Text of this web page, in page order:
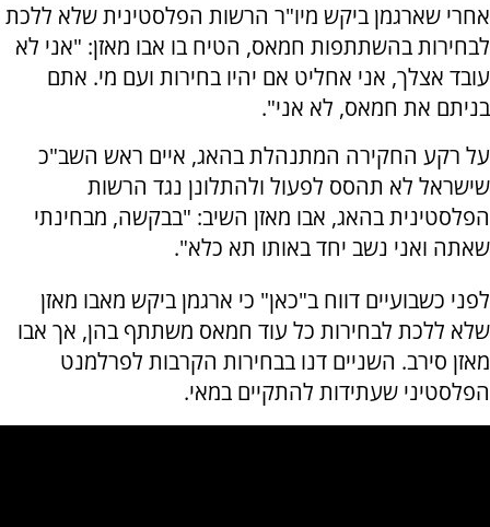
אחרי שארגמן ביקש מיו"ר הרשות הפלסטינית שלא ללכת
לבחירות בהשתתפות חמאס, הטיח בו אבו מאזן: "אני לא
עובד אצלך, אני אחליט אם יהיו בחירות ועם מי. אתם
בניתם את חמאס, לא אני".
על רקע החקירה המתנהלת בהאג, איים ראש השב"כ
שישראל לא תהסס לפעול ולהתלונן נגד הרשות
הפלסטינית בהאג, אבו מאזן השיב: "בבקשה, מבחינתי
שאתה ואני נשב יחד באותו תא כלא".
לפני כשבועיים דווח ב"כאן" כי ארגמן ביקש מאבו מאזן
שלא ללכת לבחירות כל עוד חמאס משתתף בהן, אך אבו
מאזן סירב. השניים דנו בבחירות הקרבות לפרלמנט
הפלסטיני שעתידות להתקיים במאי.